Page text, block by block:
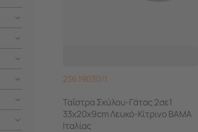
236.19030/1
Ταΐστρα Σκύλου-Γάτας 2σε1
33x20x9cm Λευκό-Κίτρινο BAMA
Ιταλίας